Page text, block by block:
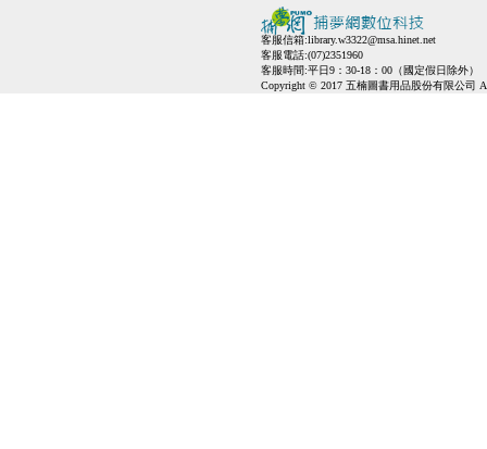
客服信箱:library.w3322@msa.hinet.net
客服電話:(07)2351960
客服時間:平日9：30-18：00（國定假日除外）
Copyright © 2017 五楠圖書用品股份有限公司